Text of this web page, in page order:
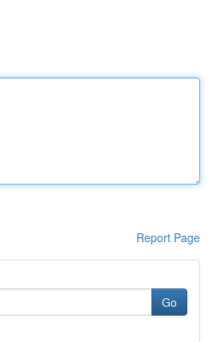
Report Page
Go